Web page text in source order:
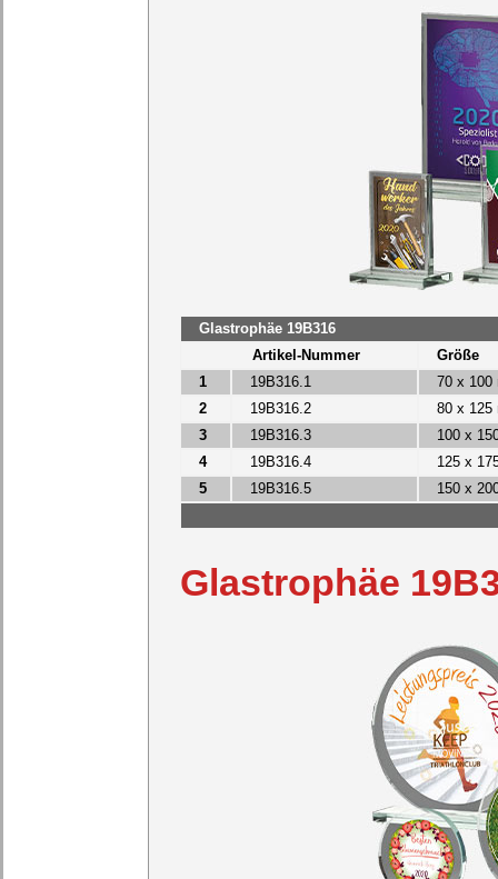
Glastrophäe 19B316
Artikel-Nummer
Größe
1
19B316.1
70 x 100
2
19B316.2
80 x 125
3
19B316.3
100 x
4
19B316.4
125 x
5
19B316.5 150 x
Glastrophäe